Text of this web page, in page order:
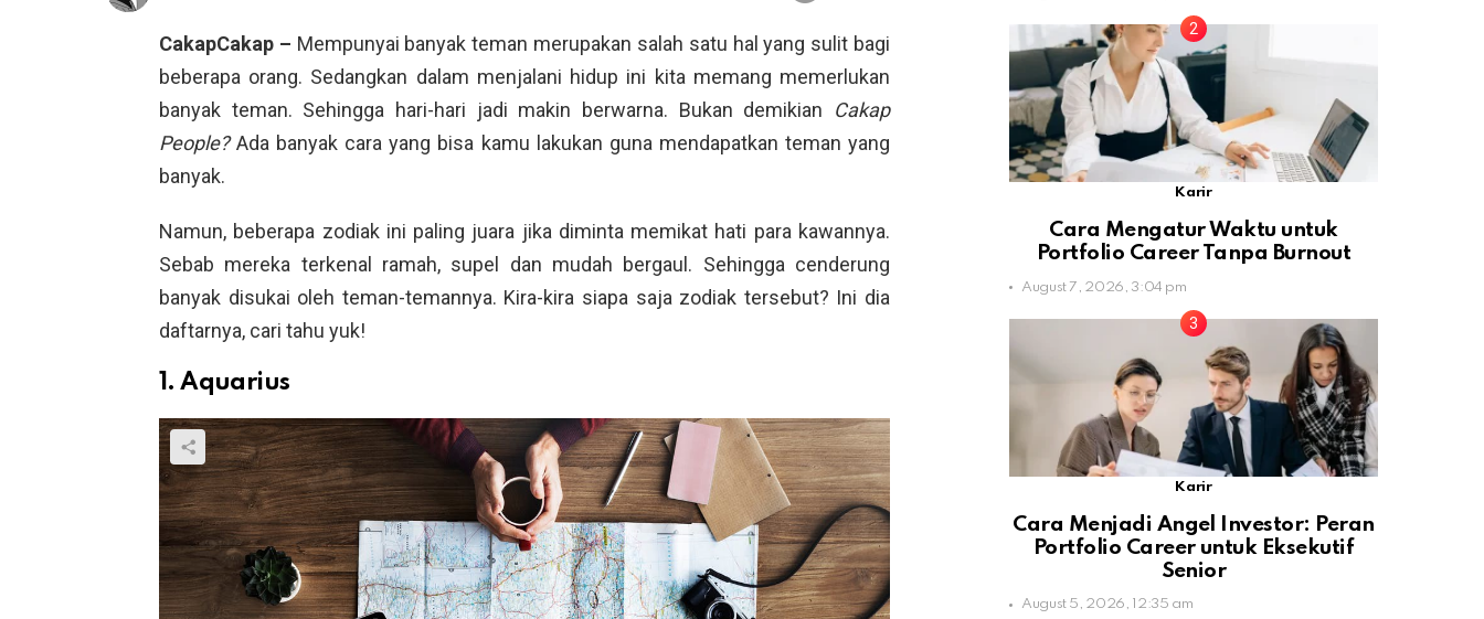
CakapCakap – Mempunyai banyak teman merupakan salah satu hal yang sulit bagi
beberapa orang. Sedangkan dalam menjalani hidup ini kita memang memerlukan
banyak teman. Sehingga hari-hari jadi makin berwarna. Bukan demikian Cakap
People?Ada banyak cara yang bisa kamu lakukan guna mendapatkan teman yang
banyak.
Namun, beberapa zodiak ini paling juara jika diminta memikat hati para kawannya.
Sebab mereka terkenal ramah, supel dan mudah bergaul. Sehingga cenderung
banyak disukai oleh teman-temannya. Kira-kira siapa saja zodiak tersebut? Ini dia
daftarnya, cari tahu yuk!
1. Aquarius
Karir
Cara Mengatur Waktu untuk
Portfolio Career Tanpa Burnout
August 7, 2026, 3:04 pm
Karir
Cara Menjadi Angel Investor: Peran
Portfolio Career untuk Eksekutif
Senior
August 5, 2026, 12:35 am